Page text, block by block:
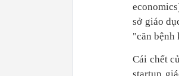
sở giáo
"căn bệnh
Cái chết